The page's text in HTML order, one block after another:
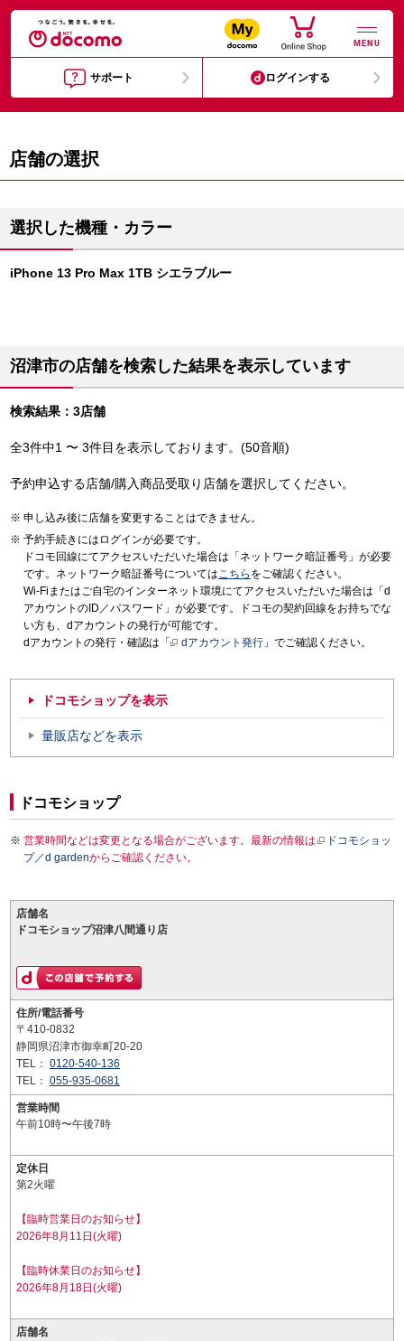
MENU
サポート ログインする
店舗の選択
選択した機種・カラー
iPhone 13 Pro Max 1TB シエラブルー
沼津市の店舗を検索した結果を表示しています
検索結果：3店舗
全3件中1 〜 3件目を表示しております。(50音順)
予約申込する店舗/購入商品受取り店舗を選択してください。
申し込み後に店舗を変更することはできません。
予約手続きにはログインが必要です。
ドコモ回線にてアクセスいただいた場合は「ネットワーク暗証番号」が必要
です。ネットワーク暗証番号についてはこちら をご確認ください。
Wi-Fiまたはご自宅のインターネット環境にてアクセスいただいた場合は「d
アカウントのID／パスワード」が必要です。ドコモの契約回線をお持ちでな
い方も、dアカウントの発行が可能です。
dアカウントの発行・確認は「
dアカウント発行 」でご確認ください。
ドコモショップを表示
量販店などを表示
ドコモショップ
営業時間などは変更となる場合がございます。最新の情報は
ドコモショッ
プ／d gardenからご確認ください。
店舗名
ドコモショップ沼津八間通り店
住所/電話番号
〒410-0832
静岡県沼津市御幸町20-20
TEL： 0120-540-136
TEL： 055-935-0681
営業時間
午前10時〜午後7時
定休日
第2火曜
【臨時営業日のお知らせ】
2026年8月11日(火曜)
【臨時休業日のお知らせ】
2026年8月18日(火曜)
店舗名